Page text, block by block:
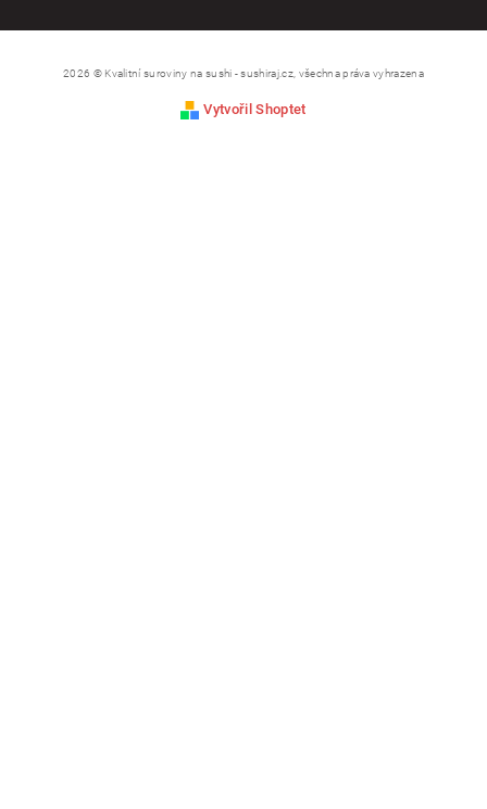
2026 © Kvalitní suroviny na sushi - sushiraj.cz, všechna práva vyhrazena
Vytvořil Shoptet